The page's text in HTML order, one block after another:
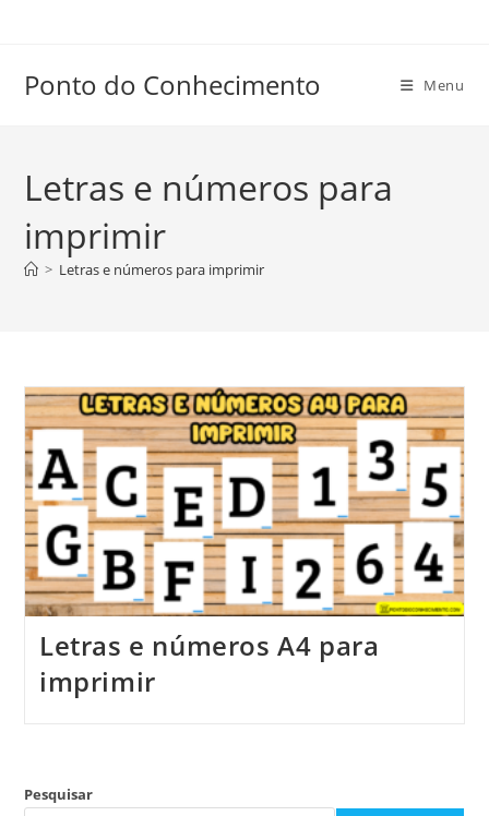
conteúdo
Ponto do Conhecimento Menu
Letras e números para
imprimir
> Letras e números para imprimir
Letras e números A4 para
imprimir
Pesquisar